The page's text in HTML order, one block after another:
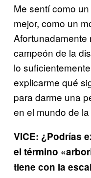
Me sentí como
mejor, como un
Afortunadamente
campeón de la
lo
explicarme qué
para darme una
en el mundo de
VICE: ¿Podrías
el término
tiene con la